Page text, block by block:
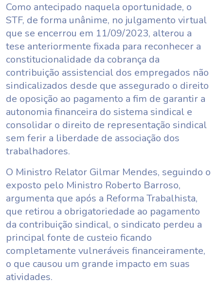
Como antecipado naquela oportunidade, o
STF, de forma unânime, no julgamento virtual
que se encerrou em 11/09/2023, alterou a
tese anteriormente fixada para reconhecer a
constitucionalidade da cobrança da
contribuição assistencial dos empregados não
sindicalizados desde que assegurado o direito
de oposição ao pagamento a fim de garantir a
autonomia financeira do sistema sindical e
consolidar o direito de representação sindical
sem ferir a liberdade de associação dos
trabalhadores.
O Ministro Relator Gilmar Mendes, seguindo o
exposto pelo Ministro Roberto Barroso,
argumenta que após a Reforma Trabalhista,
que retirou a obrigatoriedade ao pagamento
da contribuição sindical, o sindicato perdeu a
principal fonte de custeio ficando
completamente vulneráveis financeiramente,
o que causou um grande impacto em suas
atividades.